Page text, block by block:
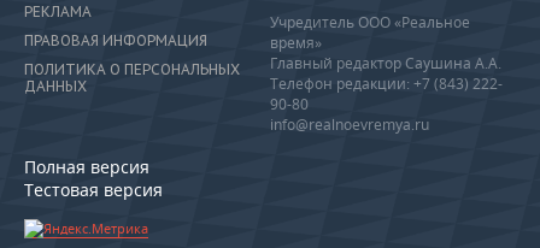
РЕКЛАМА
ПРАВОВАЯ ИНФОРМАЦИЯ
ПОЛИТИКА О ПЕРСОНАЛЬНЫХ
ДАННЫХ
Полная версия
Тестовая версия
Учредитель ООО «Реальное
время»
Главный редактор Саушина А.А.
Телефон редакции: +7 (843) 222-
90-80
info@realnoevremya.ru